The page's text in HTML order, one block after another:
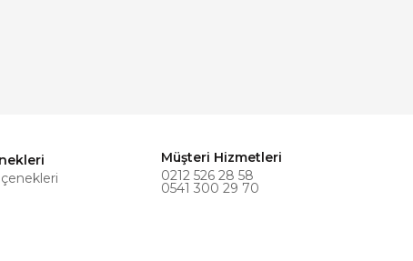
Müşteri Hizmetleri
0212 526 28 58
0541 300 29 70